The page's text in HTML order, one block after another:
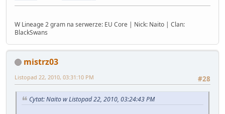
W Lineage 2 gram na serwerze: EU Core | Nick: Naito | Clan:
BlackSwans
mistrz03
#28
Listopad 22, 2010, 03:31:10 PM
Cytat: Naito w Listopad 22, 2010, 03:24:43 PM